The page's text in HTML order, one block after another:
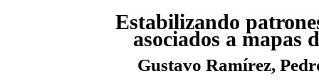
Estabilizando
asociados a mapas
Gustavo Ramírez,